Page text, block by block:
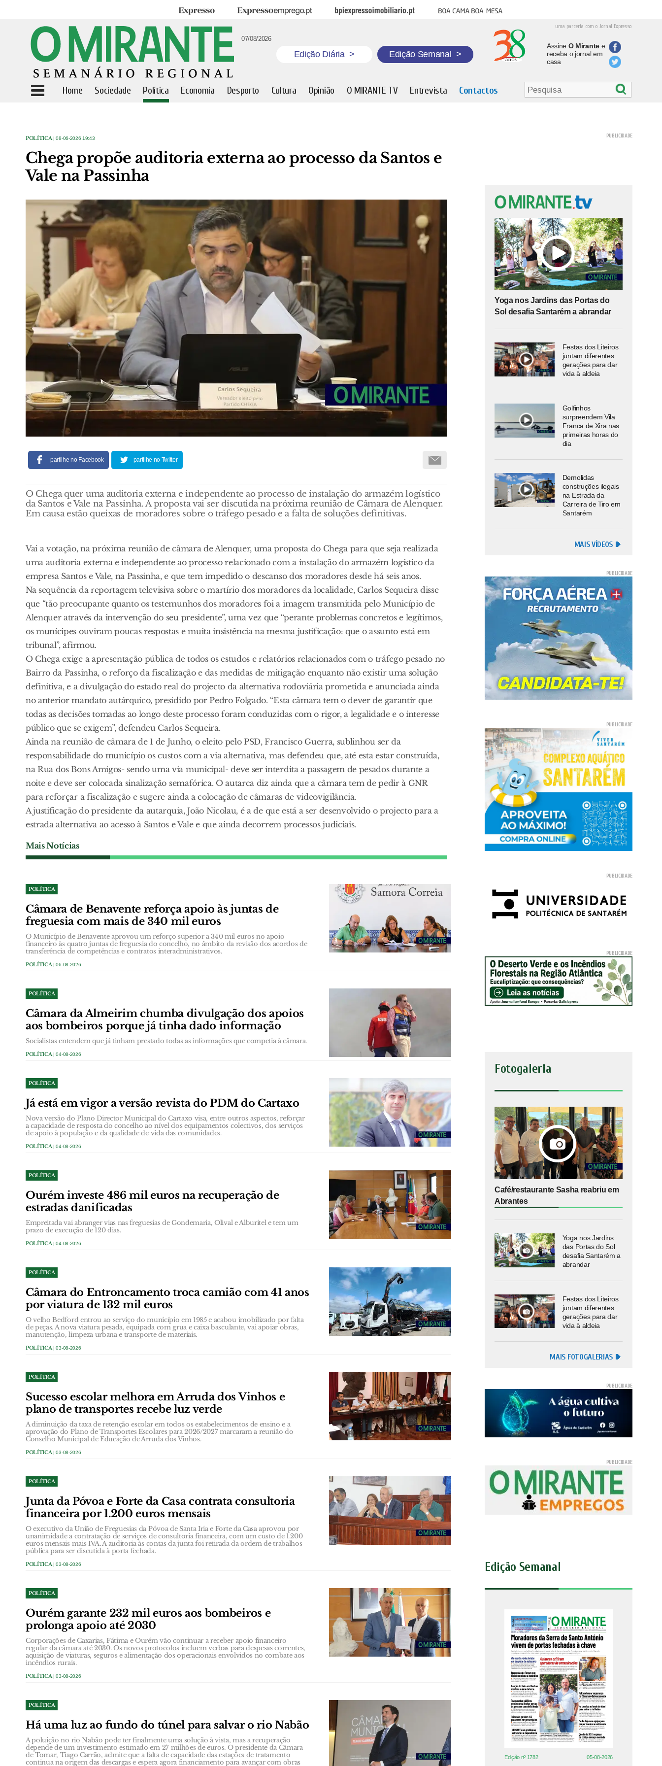
Expresso Expresso Emprego BPI Expresso Imobiliário Boa cama boa mesa
uma parceria com o Jornal Expresso
07/08/2026
Edição Diária > Edição Semanal >
Assine O Mirantee
receba o jornal em
casa
Home Sociedade Política Economia Desporto Cultura Opinião O MIRANTE TV Entrevista Contactos
POLÍTICA | 08-06-2026 19:43
Chega propõe auditoria externa ao processo da Santos e
Vale na Passinha
partilhe no Facebook partilhe no Twitter
O Chega quer uma auditoria externa e independente ao processo de instalação do armazém logístico
da Santos e Vale na Passinha. A proposta vai ser discutida na próxima reunião de Câmara de Alenquer.
Em causa estão queixas de moradores sobre o tráfego pesado e a falta de soluções definitivas.
Vai a votação, na próxima reunião de câmara de Alenquer, uma proposta do Chega para que seja realizada
uma auditoria externa e independente ao processo relacionado com a instalação do armazém logístico da
empresa Santos e Vale, na Passinha, e que tem impedido o descanso dos moradores desde há seis anos.
Na sequência da reportagem televisiva sobre o martírio dos moradores da localidade, Carlos Sequeira disse
que “tão preocupante quanto os testemunhos dos moradores foi a imagem transmitida pelo Município de
Alenquer através da intervenção do seu presidente”, uma vez que “perante problemas concretos e legítimos,
os munícipes ouviram poucas respostas e muita insistência na mesma justificação: que o assunto está em
tribunal”, afirmou.
O Chega exige a apresentação pública de todos os estudos e relatórios relacionados com o tráfego pesado no
Bairro da Passinha, o reforço da fiscalização e das medidas de mitigação enquanto não existir uma solução
definitiva, e a divulgação do estado real do projecto da alternativa rodoviária prometida e anunciada ainda
no anterior mandato autárquico, presidido por Pedro Folgado. “Esta câmara tem o dever de garantir que
todas as decisões tomadas ao longo deste processo foram conduzidas com o rigor, a legalidade e o interesse
público que se exigem”, defendeu Carlos Sequeira.
Ainda na reunião de câmara de 1 de Junho, o eleito pelo PSD, Francisco Guerra, sublinhou ser da
responsabilidade do município os custos com a via alternativa, mas defendeu que, até esta estar construída,
na Rua dos Bons Amigos- sendo uma via municipal- deve ser interdita a passagem de pesados durante a
noite e deve ser colocada sinalização semafórica. O autarca diz ainda que a câmara tem de pedir à GNR
para reforçar a fiscalização e sugere ainda a colocação de câmaras de videovigilância.
A justificação do presidente da autarquia, João Nicolau, é a de que está a ser desenvolvido o projecto para a
estrada alternativa ao acesso à Santos e Vale e que ainda decorrem processos judiciais.
Mais Notícias
POLÍTICA
Câmara de Benavente reforça apoio às juntas de
freguesia com mais de 340 mil euros
O Município de Benavente aprovou um reforço superior a 340 mil euros no apoio
financeiro às quatro juntas de freguesia do concelho, no âmbito da revisão dos acordos de
transferência de competências e contratos interadministrativos.
POLÍTICA | 06-08-2026
POLÍTICA
Câmara da Almeirim chumba divulgação dos apoios
aos bombeiros porque já tinha dado informação
Socialistas entendem que já tinham prestado todas as informações que competia à câmara.
POLÍTICA | 04-08-2026
POLÍTICA
Já está em vigor a versão revista do PDM do Cartaxo
Nova versão do Plano Director Municipal do Cartaxo visa, entre outros aspectos, reforçar
a capacidade de resposta do concelho ao nível dos equipamentos colectivos, dos serviços
de apoio à população e da qualidade de vida das comunidades.
POLÍTICA | 04-08-2026
POLÍTICA
Ourém investe 486 mil euros na recuperação de
estradas danificadas
Empreitada vai abranger vias nas freguesias de Gondemaria, Olival e Alburitel e tem um
prazo de execução de 120 dias.
POLÍTICA | 04-08-2026
POLÍTICA
Câmara do Entroncamento troca camião com 41 anos
por viatura de 132 mil euros
O velho Bedford entrou ao serviço do município em 1985 e acabou imobilizado por falta
de peças. A nova viatura pesada, equipada com grua e caixa basculante, vai apoiar obras,
manutenção, limpeza urbana e transporte de materiais.
POLÍTICA | 03-08-2026
POLÍTICA
Sucesso escolar melhora em Arruda dos Vinhos e
plano de transportes recebe luz verde
A diminuição da taxa de retenção escolar em todos os estabelecimentos de ensino e a
aprovação do Plano de Transportes Escolares para 2026/2027 marcaram a reunião do
Conselho Municipal de Educação de Arruda dos Vinhos.
POLÍTICA | 03-08-2026
POLÍTICA
Junta da Póvoa e Forte da Casa contrata consultoria
financeira por 1.200 euros mensais
O executivo da União de Freguesias da Póvoa de Santa Iria e Forte da Casa aprovou por
unanimidade a contratação de serviços de consultoria financeira, com um custo de 1.200
euros mensais mais IVA. A auditoria às contas da junta foi retirada da ordem de trabalhos
pública para ser discutida à porta fechada.
POLÍTICA | 03-08-2026
POLÍTICA
Ourém garante 232 mil euros aos bombeiros e
prolonga apoio até 2030
Corporações de Caxarias, Fátima e Ourém vão continuar a receber apoio financeiro
regular da câmara até 2030. Os novos protocolos incluem verbas para despesas correntes,
aquisição de viaturas, seguros e alimentação dos operacionais envolvidos no combate aos
incêndios rurais.
POLÍTICA | 03-08-2026
POLÍTICA
Há uma luz ao fundo do túnel para salvar o rio Nabão
A poluição no rio Nabão pode ter finalmente uma solução à vista, mas a recuperação
depende de um investimento estimado em 27 milhões de euros. O presidente da Câmara
de Tomar, Tiago Carrão, admite que a falta de capacidade das estações de tratamento
continua na origem das descargas e espera agora financiamento para avançar com obras
Yoga nos Jardins das Portas do
Sol desafia Santarém a abrandar
Festas dos Liteiros
juntam diferentes
gerações para dar
vida à aldeia
Golfinhos
surpreendem Vila
Franca de Xira nas
primeiras horas do
dia
Demolidas
construções ilegais
na Estrada da
Carreira de Tiro em
Santarém
MAIS VÍDEOS
Fotogaleria
Café/restaurante Sasha reabriu em
Abrantes
Yoga nos Jardins
das Portas do Sol
desafia Santarém a
abrandar
Festas dos Liteiros
juntam diferentes
gerações para dar
vida à aldeia
MAIS FOTOGALERIAS
Edição Semanal
Edição nº 1782 05-08-2026